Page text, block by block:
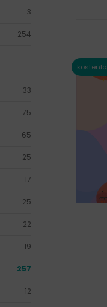
3
254
33
75
65
25
17
25
22
19
257
12